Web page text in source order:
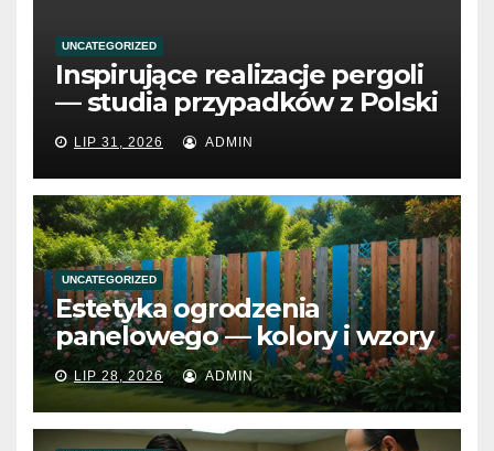
UNCATEGORIZED
Inspirujące realizacje pergoli
— studia przypadków z Polski
LIP 31, 2026 ADMIN
UNCATEGORIZED
Estetyka ogrodzenia
panelowego — kolory i wzory
LIP 28, 2026 ADMIN